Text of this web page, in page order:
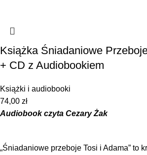
Książka Śniadaniowe
+ CD z Audiobookiem
Książki i audiobooki
74,00 zł
Audiobook czyta Cezary Żak
„Śniadaniowe przeboje Tosi i Adama” to